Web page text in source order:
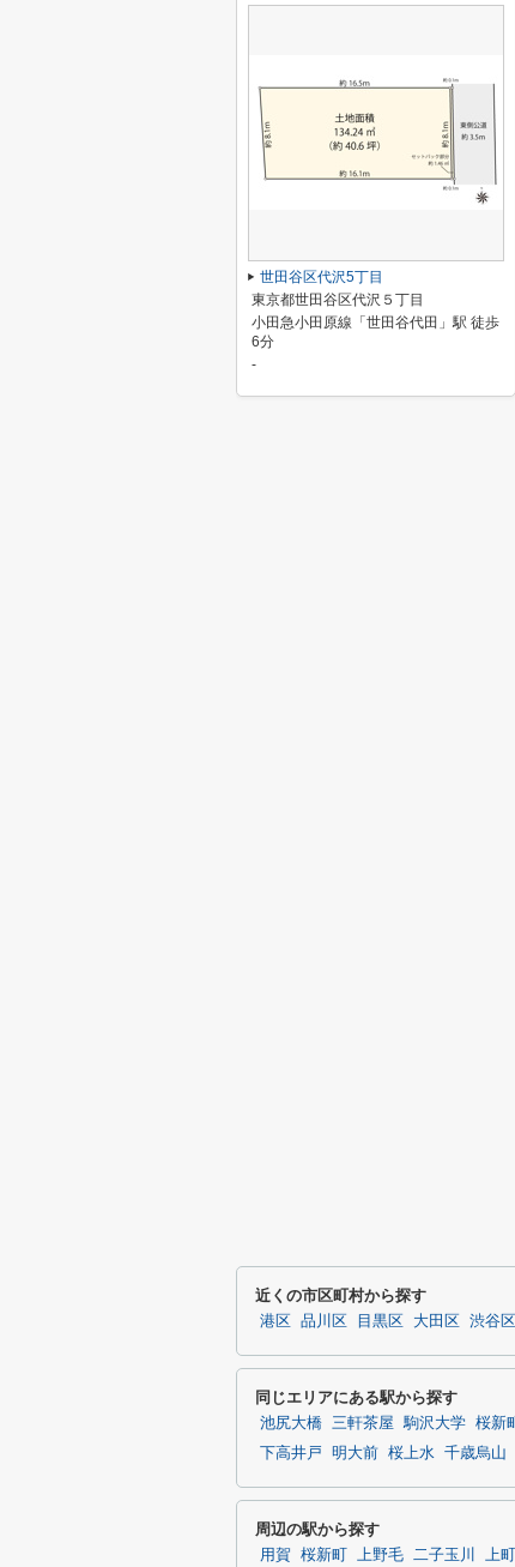
世田谷区代沢5丁目
東京都世田谷区代沢５丁目
小田急小田原線「世田谷代田」駅 徒歩
6分
-
近くの市区町村から探す
港区 品川区 目黒区 大田区 渋谷区
同じエリアにある駅から探す
池尻大橋 三軒茶屋 駒沢大学 桜新町
下高井戸
明大前 桜上水 千歳烏山
周辺の駅から探す
用賀 桜新町 上野毛 二子玉川 上町